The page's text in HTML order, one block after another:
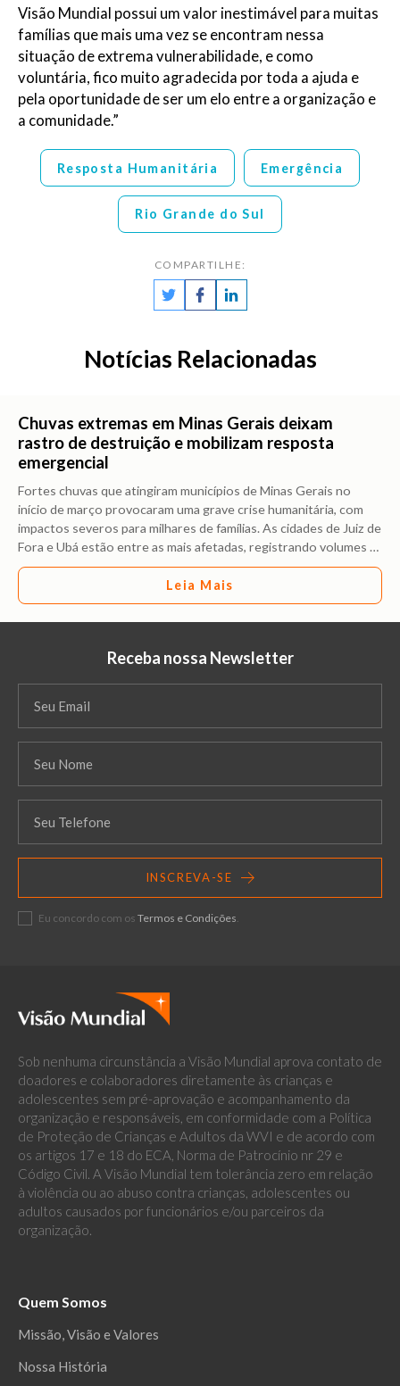
Visão Mundial possui um valor inestimável para muitas
famílias que mais uma vez se encontram nessa
situação de extrema vulnerabilidade, e como
voluntária, fico muito agradecida por toda a ajuda e
pela oportunidade de ser um elo entre a organização e
a comunidade.”
Resposta Humanitária Emergência
Rio Grande do Sul
COMPARTILHE:
Notícias Relacionadas
Chuvas extremas em Minas Gerais deixam
rastro de destruição e mobilizam resposta
emergencial
Fortes chuvas que atingiram municípios de Minas Gerais no
início de março provocaram uma grave crise humanitária, com
impactos severos para milhares de famílias. As cidades de Juiz de
Fora e Ubá estão entre as mais afetadas, registrando volumes …
Leia Mais
Receba nossa Newsletter
INSCREVA-SE
Eu concordo com os Termos e Condições
Sob nenhuma circunstância a Visão Mundial aprova contato de
doadores e colaboradores diretamente às crianças e
adolescentes sem pré-aprovação e acompanhamento da
organização e responsáveis, em conformidade com a Política
de Proteção de Crianças e Adultos da WVI e de acordo com
os artigos 17 e 18 do ECA, Norma de Patrocínio nr 29 e
Código Civil. A Visão Mundial tem tolerância zero em relação
à violência ou ao abuso contra crianças, adolescentes ou
adultos causados por funcionários e/ou parceiros da
organização.
Quem Somos
Missão, Visão e Valores
Nossa História